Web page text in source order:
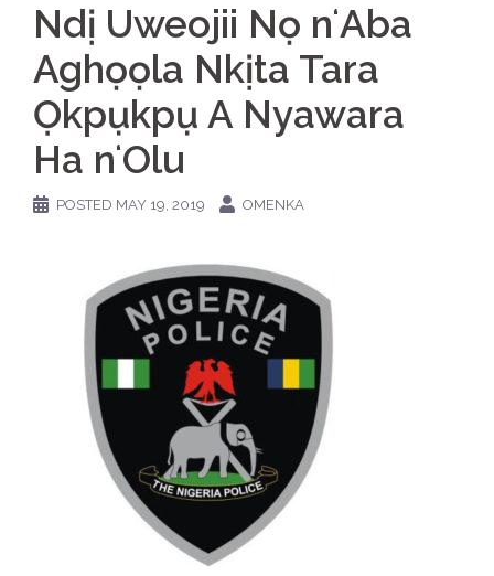
Ndị Uweojii Nọ nʻAba
Aghọọla Nkịta Tara
Ọkpụkpụ A Nyawara
Ha nʻOlu
POSTED MAY 19, 2019 OMENKA